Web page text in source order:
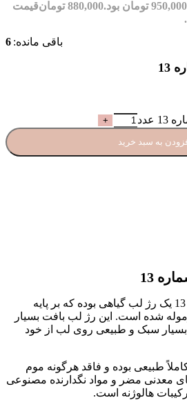
880,000 تومانقیمت
باقی مانده: 6
به سبد خرید
13
رژلب مدادی لچیک شماره 13 یک رژ لب گیاهی بوده که بر پایه
شده است. این رژ لب بافت بسیار
بسیار سبک و طبیعی روی لب از خود
طبیعی بوده و فاقد هرگونه موم
معدنی مضر و مواد نگدارنده مصنوعی
هالوژنه است.